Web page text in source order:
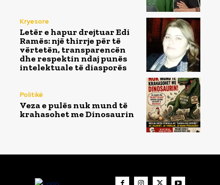
Kryesore
Letër e hapur drejtuar Edi
Ramës: një thirrje për të
vërtetën, transparencën
dhe respektin ndaj punës
intelektuale të diasporës
Politikë
Veza e pulës nuk mund të
krahasohet me Dinosaurin